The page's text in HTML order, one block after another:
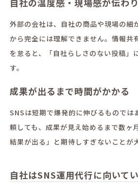
外部の会社は、自社の商品や現場の細
から完全には理解できません。情報共
を怠ると、「自社らしさのない投稿」
す。
成果が出るまで時間がかかる
SNSは短期で爆発的に伸びるものでは
頼しても、成果が見え始めるまで数ヶ
結果が出る」と期待しすぎないことが
自社はSNS運用代行に向いて